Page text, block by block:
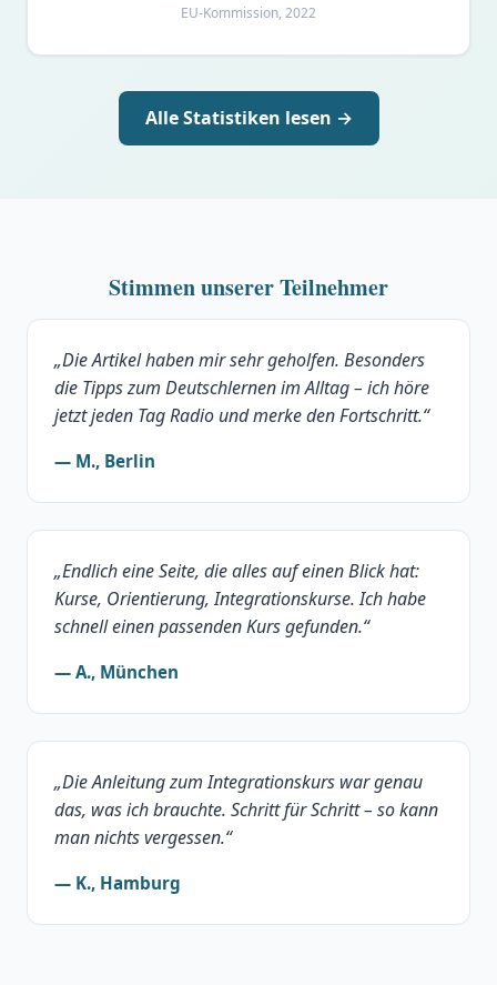
EU-Kommission, 2022
Alle Statistiken lesen →
Stimmen unserer Teilnehmer
„Die Artikel haben mir sehr geholfen. Besonders
die Tipps zum Deutschlernen im Alltag – ich höre
jetzt jeden Tag Radio und merke den Fortschritt.“
— M., Berlin
„Endlich eine Seite, die alles auf einen Blick hat:
Kurse, Orientierung, Integrationskurse. Ich habe
schnell einen passenden Kurs gefunden.“
— A., München
„Die Anleitung zum Integrationskurs war genau
das, was ich brauchte. Schritt für Schritt – so kann
man nichts vergessen.“
— K., Hamburg